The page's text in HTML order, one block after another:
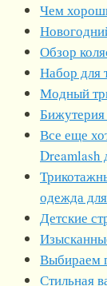
Чем
Обзор
Набор для
Модный
Все еще
Dreamlash
одежда
Детские
Выбираем
Стильная